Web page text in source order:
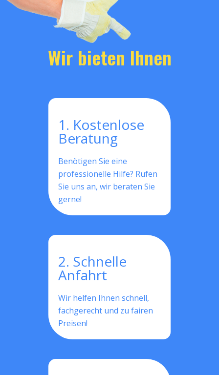
Wir bieten Ihnen
1. Kostenlose
Beratung
Benötigen Sie eine
professionelle Hilfe? Rufen
Sie uns an, wir beraten Sie
gerne!
2. Schnelle
Anfahrt
Wir helfen Ihnen schnell,
fachgerecht und zu fairen
Preisen!